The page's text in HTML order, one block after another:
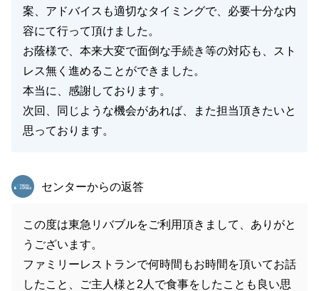
案、アドバイスも適切なタイミングで、必要十分な内
容にて行って頂けました。
お蔭様で、本来大変で面倒な手続き等の対応も、スト
レス無く進めることができました。
本当に、感謝しております。
次回、同じような機会があれば、また担当頂きたいと
思っております。
東急リバブル
センターからの返答
この度は東急リバブルをご利用頂きまして、ありがと
うございます。
ファミリーレストランで何時間もお時間を頂いてお話
したこと、ご主人様と2人で食事をしたことも良い思